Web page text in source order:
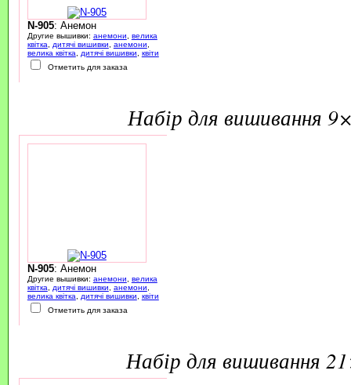
N-905: Анемон
Другие вышивки: анемони
велика
квітка
дитячі вишивки анемони
велика квітка
дитячі вишивки
квіти
Отметить для заказа
набір для вишивання
N-905: Анемон
Другие вышивки: анемони
велика
квітка
дитячі вишивки анемони
велика квітка
дитячі вишивки
квіти
Отметить для заказа
набір для вишивання